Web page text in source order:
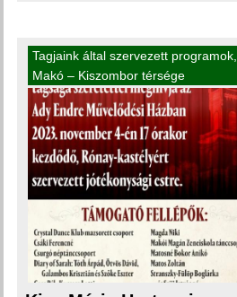
Tagjaink által szervezett programok
Makó – Kiszombor térsége